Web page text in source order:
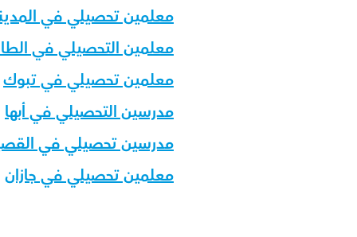
معلمين تحصيلي في
معلمين التحصيلي في
معلمين تحصيلي في تبوك
مدرسين التحصيلي في أبها
مدرسين تحصيلي في
معلمين تحصيلي في جازان